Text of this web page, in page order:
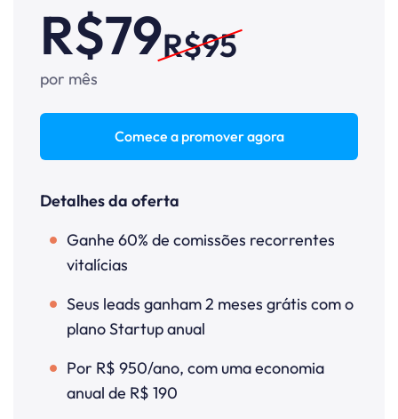
R$79R$95
por mês
Comece a promover agora
Detalhes da oferta
Ganhe 60% de comissões recorrentes
vitalícias
Seus leads ganham 2 meses grátis com o
plano Startup anual
Por R$ 950/ano, com uma economia
anual de R$ 190